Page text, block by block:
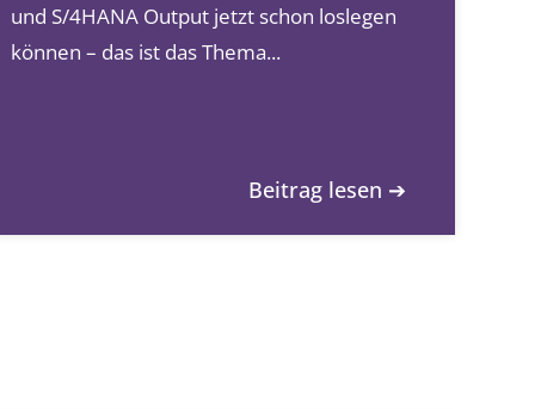
und S/4HANA Output jetzt schon loslegen
können – das ist das Thema...
Beitrag lesen ➔